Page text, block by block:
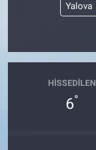
Yalova
HISSEDILEN
6°